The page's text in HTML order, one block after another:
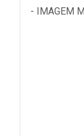
- IMAGEM